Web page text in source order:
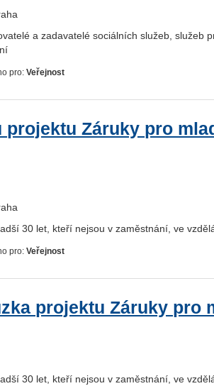
a zadavatelé sociálních služeb, služeb
pro:Veřejnost
Záruky pro
30 let, kteří nejsou v zaměstnání, ve
pro:Veřejnost
projektu Záruky pro
30 let, kteří nejsou v zaměstnání, ve